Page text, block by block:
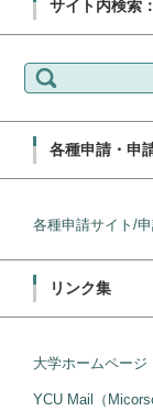
サイト内検索：
索:
各種申請・申
各種申請サイト/
リンク集
大学ホームページ
YCU Mail（